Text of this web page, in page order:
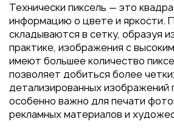
Полиграфия к
Технически пиксель — это
информацию о цвете и яркости.
складываются в сетку, образуя
практике, изображения с
имеют большее количество
позволяет добиться более
детализированных изображений
особенно важно для печати
рекламных материалов и